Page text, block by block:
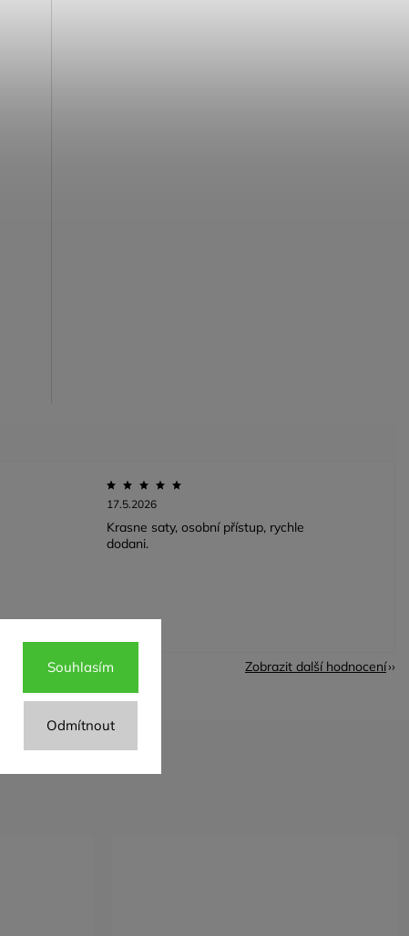
Odmítnout
Souhlasím
17.5.2026
Krasne saty, osobní přístup, rychle
dodani.
Zobrazit další hodnocení